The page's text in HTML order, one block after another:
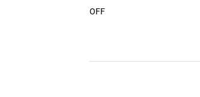
OFF